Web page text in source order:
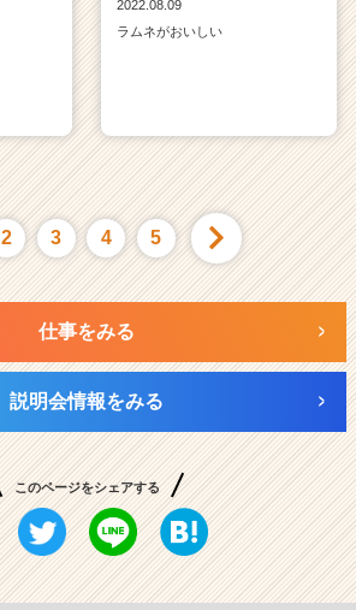
2022.08.09
ラムネがおいしい
2 3 4 5
仕事をみる
説明会情報をみる
このページをシェアする